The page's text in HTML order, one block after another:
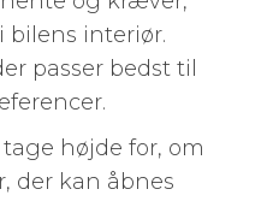
bilens interiør.
passer bedst til
højde for, om
der kan åbnes